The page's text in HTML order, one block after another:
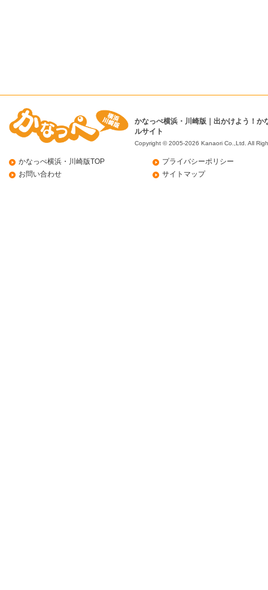
かなっぺ横浜・川崎版｜出かけよう！か
ルサイト
Copyright © 2005-2026 Kanaori Co.,Ltd. All
かなっぺ横浜・川崎版TOP
お問い合わせ
プライバシーポリシー
サイトマップ